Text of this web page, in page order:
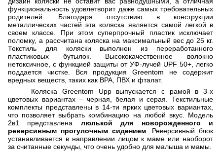
функциональность удовлетворит даже самых требовательных
родителей. Благодаря отсутствию в конструкции
металлических частей эта коляска является самой легкой в
своем классе. При этом суперпрочный пластик исключает
поломку, а рассчитана коляска на максимальный вес до 25 кг.
Текстиль для коляски выполнен из переработанного
пластиковых бутылок. Высококачественное волокно
нетоксичное, с функцией защиты от УФ-лучей UPF 50+, легко
поддается чистке. Вся продукция Greentom
не содержит
вредных веществ, таких как BPA ПВХ и фталат.
Коляска Greentom Upp выпускается с рамой в 3-х
цветовых вариантах– черная, белая и серая. Текстильные
комплекты представлены в 14-ти ярких цветовых вариантах,
что позволяет выбрать комбинацию на любой вкус. Модель
2в1 представлена люлькой для новорожденного и
реверсивным прогулочным сидением . Реверсивный блок
устанавливается в направлении лицом к маме или наоборот
за считанные секунды, что очень удобно для малыша и мамы.